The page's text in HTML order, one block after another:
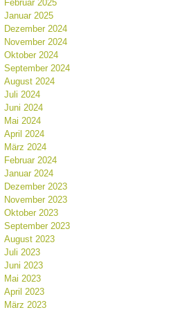
Februar 2025
Januar 2025
Dezember 2024
November 2024
Oktober 2024
September 2024
August 2024
Juli 2024
Juni 2024
Mai 2024
April 2024
März 2024
Februar 2024
Januar 2024
Dezember 2023
November 2023
Oktober 2023
September 2023
August 2023
Juli 2023
Juni 2023
Mai 2023
April 2023
März 2023